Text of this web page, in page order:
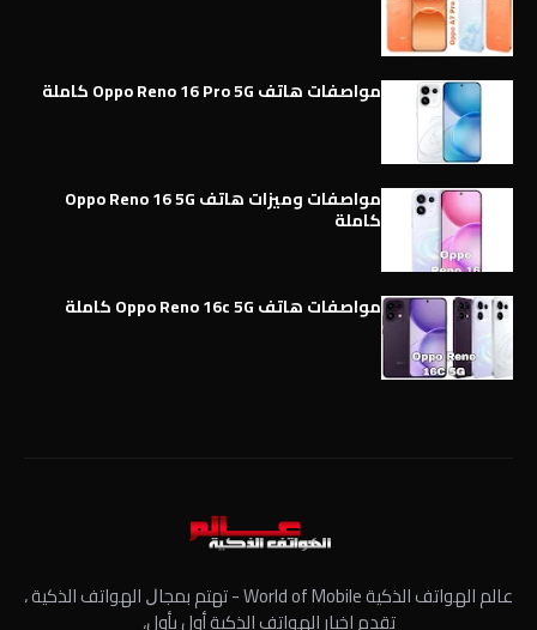
مواصفات هاتف Oppo Reno 16 Pro 5G كاملة
مواصفات وميزات هاتف Oppo Reno 16 5G
كاملة
مواصفات هاتف Oppo Reno 16c 5G كاملة
عالم الهواتف الذكية World of Mobile - ﺗﻬﺘﻢ ﺑﻤﺠﺎﻝ الهواتف الذكية ،
تقدم اخبار الهواتف الذكية أول بأول،